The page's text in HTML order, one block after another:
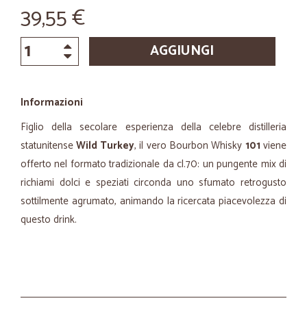
39,55 €
AGGIUNGI
Informazioni
Figlio della secolare esperienza della celebre distilleria
statunitenseWild Turkey, il vero Bourbon Whisky 101 viene
offerto nel formato tradizionale da cl.70: un pungente mix di
richiami dolci e speziati circonda uno sfumato retrogusto
sottilmente agrumato, animando la ricercata piacevolezza di
questo drink.